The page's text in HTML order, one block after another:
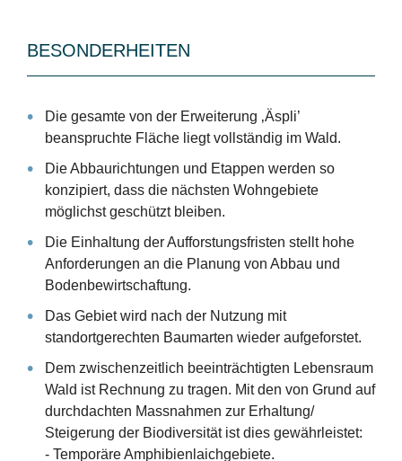
BESONDERHEITEN
Die gesamte von der Erweiterung ‚Äspli’
beanspruchte Fläche liegt vollständig im Wald.
Die Abbaurichtungen und Etappen werden so
konzipiert, dass die nächsten Wohngebiete
möglichst geschützt bleiben.
Die Einhaltung der Aufforstungsfristen stellt hohe
Anforderungen an die Planung von Abbau und
Bodenbewirtschaftung.
Das Gebiet wird nach der Nutzung mit
standortgerechten Baumarten wieder aufgeforstet.
Dem zwischenzeitlich beeinträchtigten Lebensraum
Wald ist Rechnung zu tragen. Mit den von Grund auf
durchdachten Massnahmen zur Erhaltung/
Steigerung der Biodiversität ist dies gewährleistet:
- Temporäre Amphibienlaichgebiete.